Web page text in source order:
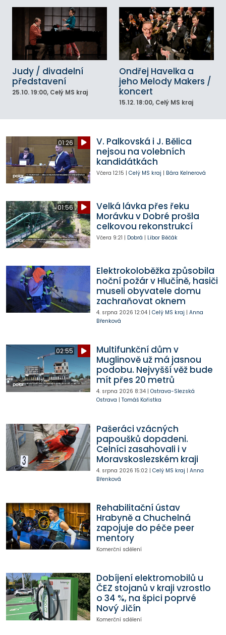
Judy / divadelní
představení
25.10. 19:00, Celý MS kraj
Ondřej Havelka a
jeho Melody Makers /
koncert
15.12. 18:00, Celý MS kraj
01:26
V. Palkovská i J. Bělica
nejsou na volebních
kandidátkách
Včera 12:15 | Celý MS kraj | Bára Kelnerová
01:56
Velká lávka přes řeku
Morávku v Dobré prošla
celkovou rekonstrukcí
Včera 9:21 | Dobrá | Libor Běčák
Elektrokoloběžka způsobila
noční požár v Hlučíně, hasiči
museli obyvatele domu
zachraňovat oknem
4. srpna 2026 12:04| Celý MS kraj | Anna
Břenková
02:55
Multifunkční dům v
Muglinově už má jasnou
podobu. Nejvyšší věž bude
mít přes 20 metrů
4. srpna 2026 8:34| Ostrava-Slezská
Ostrava | Tomáš Kořistka
Pašeráci vzácných
papoušků dopadeni.
Celníci zasahovali i v
Moravskoslezském kraji
4. srpna 2026 15:02| Celý MS kraj | Anna
Břenková
Rehabilitační ústav
Hrabyně a Chuchelná
zapojuje do péče peer
mentory
Komerční sdělení
Dobíjení elektromobilů u
ČEZ stojanů v kraji vzrostlo
o 34 %, na špici poprvé
Nový Jičín
Komerční sdělení